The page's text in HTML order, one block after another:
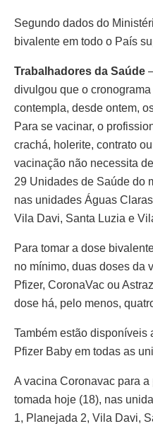
Segundo dados do
bivalente em todo o País
Trabalhadores da Saúde
divulgou que o
contempla, desde ontem,
Para se vacinar, o
crachá, holerite, contrato
vacinação não necessita
29 Unidades de Saúde do
nas unidades Águas
Vila Davi, Santa Luzia e
Para tomar a dose
no mínimo, duas doses da
Pfizer, CoronaVac ou
dose há, pelo menos,
Também estão disponíveis
Pfizer Baby em todas as
A vacina Coronavac para
tomada hoje (18), nas
1, Planejada 2, Vila Davi,